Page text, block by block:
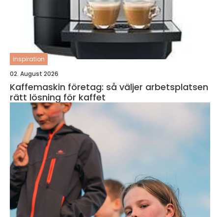
inspiration
02. August 2026
Kaffemaskin företag: så väljer arbetsplatsen
rätt lösning för kaffet